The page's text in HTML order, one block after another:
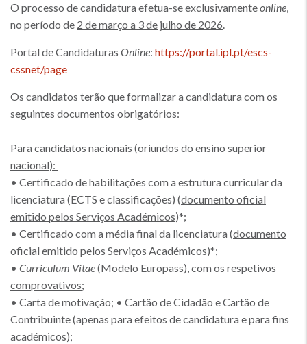
O processo de candidatura efetua-se exclusivamenteonline,
no período de 2 de março a 3 de julho de 2026.
Portal de Candidaturas Online: https://portal.ipl.pt/escs-
cssnet/page
Os candidatos terão que formalizar a candidatura com os
seguintes documentos obrigatórios:
Para candidatos nacionais (oriundos do ensino superior
nacional):
• Certificado de habilitações com a estrutura curricular da
licenciatura (ECTS e classificações) (documento oficial
emitido pelos Serviços Académicos)*;
• Certificado com a média final da licenciatura (documento
oficial emitido pelos Serviços Académicos)*;
• Curriculum Vitae(Modelo Europass),com os respetivos
comprovativos;
• Carta de motivação; • Cartão de Cidadão e Cartão de
Contribuinte (apenas para efeitos de candidatura e para fins
académicos);